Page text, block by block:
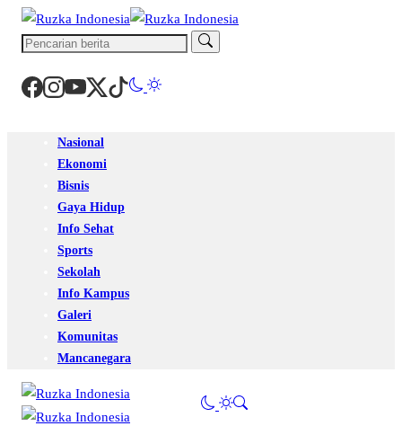
Nasional
Ekonomi
Bisnis
Gaya Hidup
Info Sehat
Sports
Sekolah
Info Kampus
Galeri
Komunitas
Mancanegara